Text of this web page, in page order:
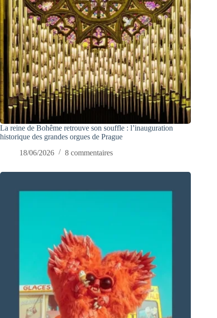
La reine de Bohême retrouve son souffle : l’inauguration
historique des grandes orgues de Prague
18/06/2026
8 commentaires